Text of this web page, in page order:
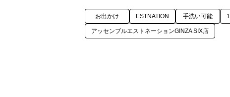
お出かけ ESTNATION 手洗い可能
アッセンブルエストネーションGINZA SIX店